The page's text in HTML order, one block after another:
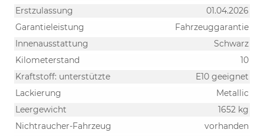
Erstzulassung
01.04.2026
Garantieleistung
Fahrzeuggarantie
Innenausstattung
Schwarz
Kilometerstand
10
Kraftstoff: unterstützte
E10 geeignet
Lackierung
Metallic
Leergewicht
1652 kg
Nichtraucher-Fahrzeug
vorhanden